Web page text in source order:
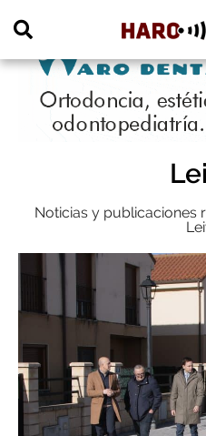
Noticias y publicaciones